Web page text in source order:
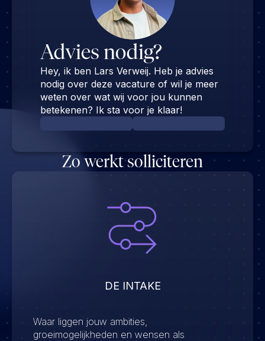
Advies nodig?
Hey, ik ben Lars Verweij. Heb je advies
nodig over deze vacature of wil je meer
weten over wat wij voor jou kunnen
betekenen? Ik sta voor je klaar!
Zo werkt solliciteren
DE INTAKE
Waar liggen jouw ambities,
groeimogelijkheden en wensen als